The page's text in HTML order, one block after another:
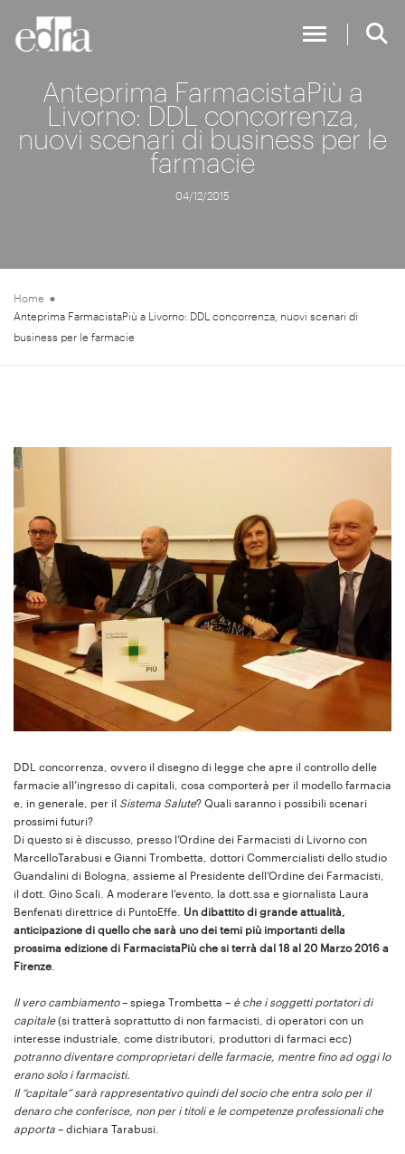
Toggle
Anteprima FarmacistaPiù a
Livorno: DDL concorrenza,
nuovi scenari di business per le
farmacie
04/12/2015
Home
Anteprima FarmacistaPiù a Livorno: DDL concorrenza, nuovi scenari di
business per le farmacie
DDL concorrenza, ovvero il disegno di legge che apre il controllo delle
farmacie all’ingresso di capitali, cosa comporterà per il modello farmacia
e, in generale, per il Sistema Salute? Quali saranno i possibili scenari
prossimi futuri?
Di questo si è discusso, presso l’Ordine dei Farmacisti di Livorno con
MarcelloTarabusi e Gianni Trombetta, dottori Commercialisti dello studio
Guandalini di Bologna, assieme al Presidente dell’Ordine dei Farmacisti,
il dott. Gino Scali. A moderare l’evento, la dott.ssa e giornalista Laura
Benfenati direttrice di PuntoEffe. Un dibattito di grande attualità,
anticipazione di quello che sarà uno dei temi più importanti della
prossima edizione di FarmacistaPiù che si terrà dal 18 al 20 Marzo 2016 a
Firenze
Il vero cambiamento– spiega Trombetta – è che i soggetti portatori di
capitale(si tratterà soprattutto di non farmacisti, di operatori con un
interesse industriale, come distributori, produttori di farmaci ecc)
potranno diventare comproprietari delle farmacie, mentre fino ad oggi lo
erano solo i farmacisti.
Il “capitale” sarà rappresentativo quindi del socio che entra solo per il
denaro che conferisce, non per i titoli e le competenze professionali che
apporta – dichiara Tarabusi.